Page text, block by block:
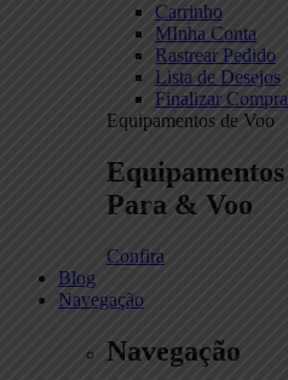
Carrinho
MInha Conta
Rastrear Pedido
Lista de Desejos
Finalizar Compra
Equipamentos de Voo
Equipamentos
Para & Voo
Confira
Blog
Navegação
Navegação